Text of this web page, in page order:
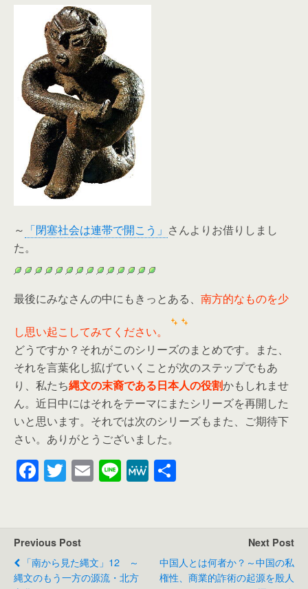
～ 「閉塞社会は連帯で開こう」 さんよりお借りしまし
た。
最後にみなさんの中にもきっとある、 南方的なものを少
し思い起こしてみてください。
どうですか？それがこのシリーズのまとめです。また、
それを言葉化し拡げていくことが次のステップでもあ
り、私たち縄文の末裔である日本人の役割かもしれませ
ん。近日中にはそれをテーマにまたシリーズを再開した
いと思います。それでは次のシリーズもまた、ご期待下
さい。ありがとうございました。
F
a
e
b
o
T
wi
er
E
m
Li
n
M
e
Previous Post
「南から見た縄文」12 ～
縄文のもう一方の源流・北方
Next Post
中国人とは何者か？～中国の私
権性、商業的詐術の起源を殷人